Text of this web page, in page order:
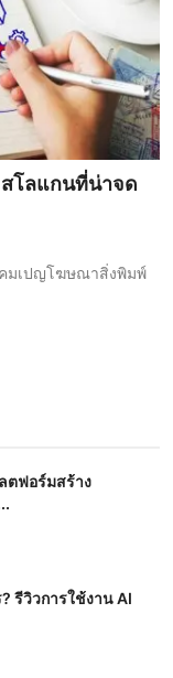
สโลแกนที่น่าจด
มเปญโฆษณาสิ่งพิมพ์
ตฟอร์มสร้าง
รีวิวการใช้งาน AI